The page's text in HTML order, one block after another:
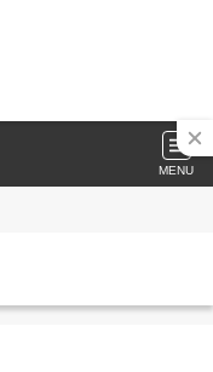
MENU